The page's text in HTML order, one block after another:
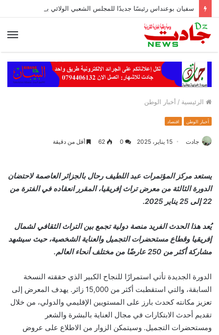
الرئيسية / أخبار الوطن
أخبار الوطن اقتصاد
جادت 15 يناير، 2025 0
62 أقل من دقيقة
يستعد مركز المؤتمرات عبد اللطيف رحال بالجزائر العاصمة لاحتضان
الدورة الثالثة من معرض تراث إفريقيا، المقرر انعقاده في الفترة من
22 إلى 25 يناير 2025.
يُعد هذا الحدث الفريد منصة دولية تجمع بين التراث الثقافي لشمال
إفريقيا وقطاع مستحضرات التجميل والعناية الشخصية، حيث سيشهد
مشاركة أكثر من 250 عارضًا من مختلف أنحاء العالم.
الدورة الجديدة تأتي استمرارًا للنجاح الكبير الذي حققته النسخة
السابقة، والتي استقطبت أكثر من 15,000 زائر. يهدف المعرض إلى
تعزيز مكانته كحدث بارز على المستويين الإقليمي والدولي، من خلال
تقديم أحدث الابتكارات في مجال العناية بالبشرة والشعر
ومستحضرات التجميل. وسيتمكن الزوار من الاطلاع على عروض